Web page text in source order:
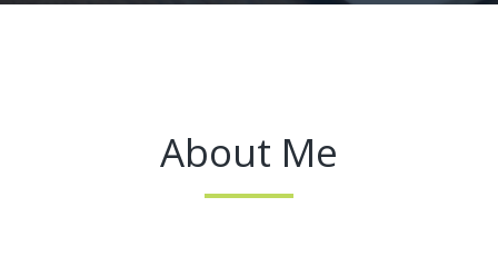
About Me